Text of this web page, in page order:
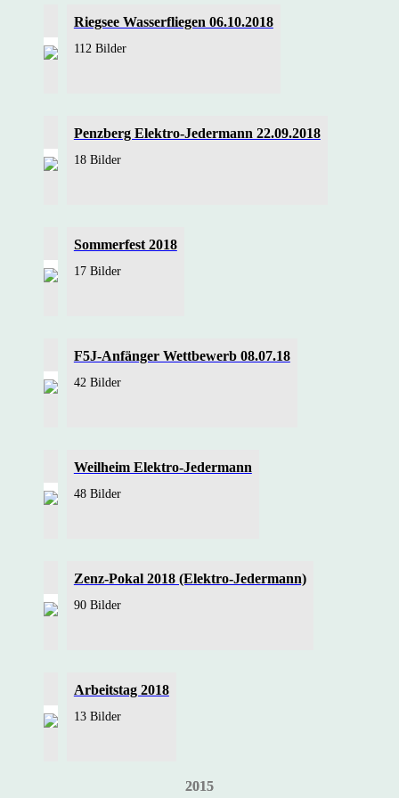
Riegsee Wasserfliegen 06.10.2018
112 Bilder
Penzberg Elektro-Jedermann 22.09.2018
18 Bilder
Sommerfest 2018
17 Bilder
F5J-Anfänger Wettbewerb 08.07.18
42 Bilder
Weilheim Elektro-Jedermann
48 Bilder
Zenz-Pokal 2018 (Elektro-Jedermann)
90 Bilder
Arbeitstag 2018
13 Bilder
2015